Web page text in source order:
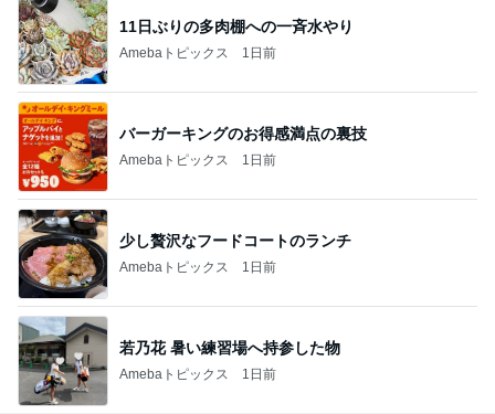
11日ぶりの多肉棚への一斉水やり
Amebaトピックス 1日前
バーガーキングのお得感満点の裏技
Amebaトピックス 1日前
少し贅沢なフードコートのランチ
Amebaトピックス 1日前
若乃花 暑い練習場へ持参した物
Amebaトピックス 1日前